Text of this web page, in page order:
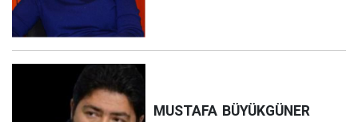
MUSTAFA BÜYÜKGÜNER